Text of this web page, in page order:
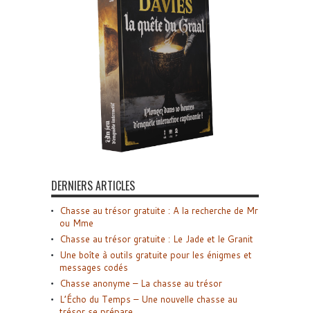
DERNIERS ARTICLES
Chasse au trésor gratuite : A la recherche de Mr
ou Mme
Chasse au trésor gratuite : Le Jade et le Granit
Une boîte à outils gratuite pour les énigmes et
messages codés
Chasse anonyme – La chasse au trésor
L’Écho du Temps – Une nouvelle chasse au